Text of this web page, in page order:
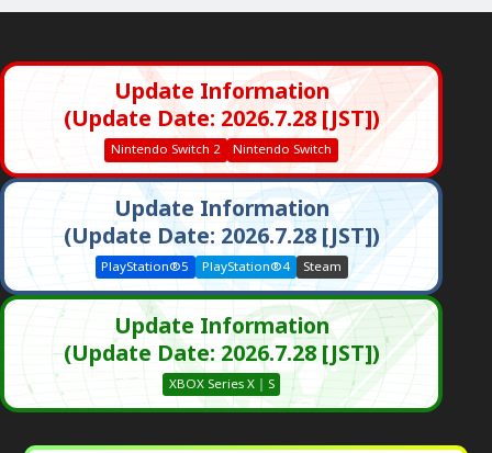
Update Information
(Update Date: 2026.7.28 [JST])
Nintendo Switch 2 Nintendo Switch
Update Information
(Update Date: 2026.7.28 [JST])
PlayStation®5 PlayStation®4 Steam
Update Information
(Update Date: 2026.7.28 [JST])
XBOX Series X｜S